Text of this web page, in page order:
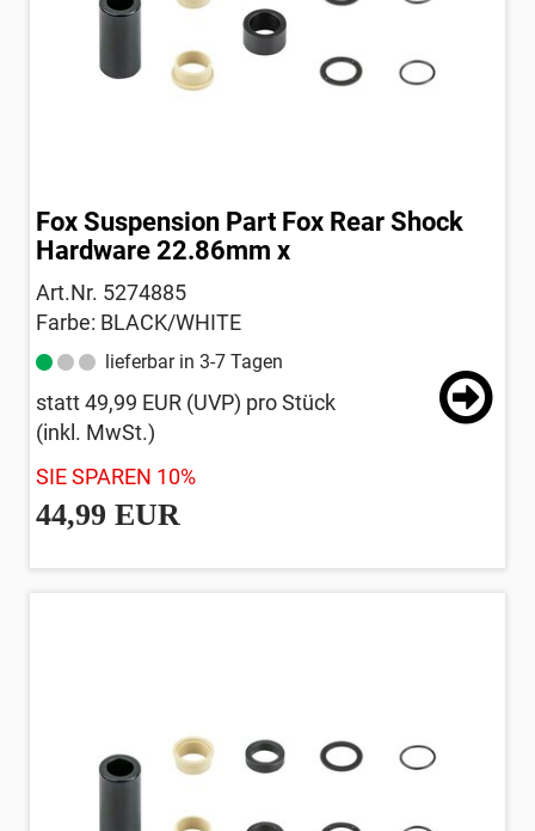
Fox Suspension Part Fox Rear Shock
Hardware 22.86mm x
Art.Nr. 5274885
Farbe: BLACK/WHITE
lieferbar in 3-7 Tagen
statt49,99 EUR (UVP) pro Stück
(inkl. MwSt.)
SIE SPAREN 10%
44,99 EUR